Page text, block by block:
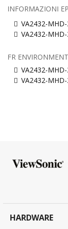
INFORMAZIONI
VA2432-
VA2432-
FR
VA2432-
VA2432-
HARDWARE